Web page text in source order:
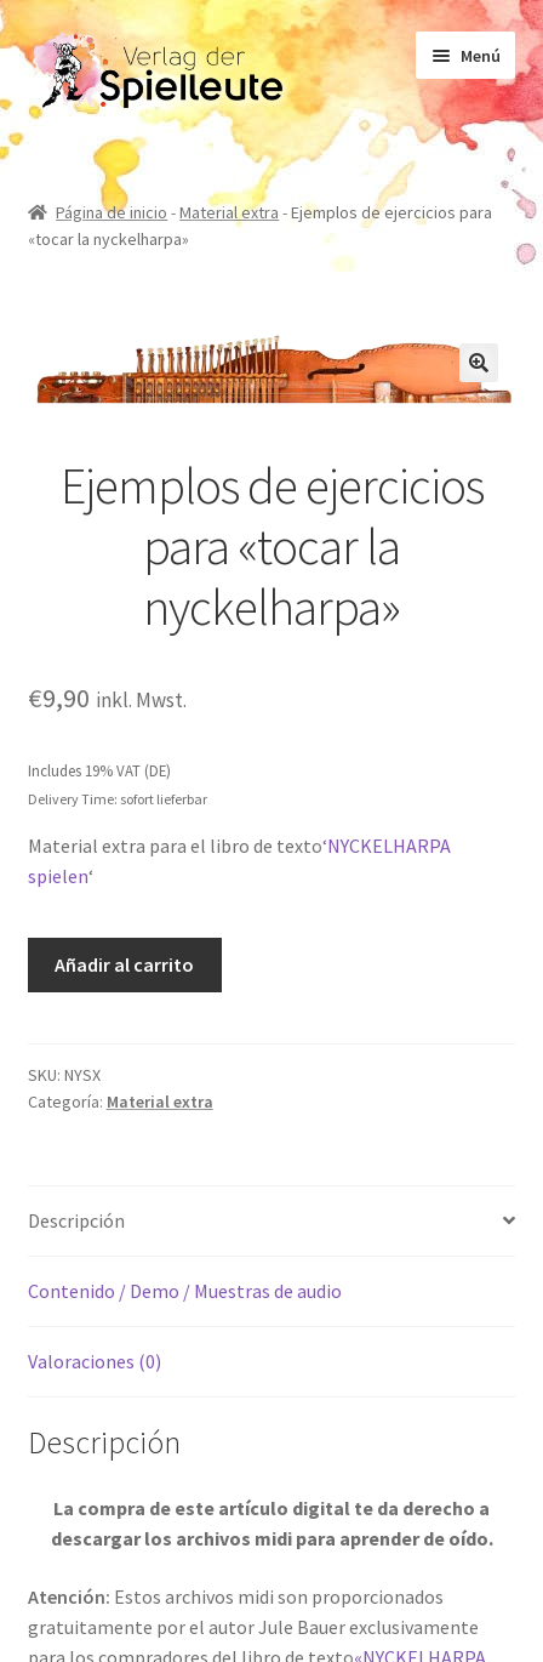
Ir
a
la
navegación
Ir
al
contenido
Menú
Partituras
Libro de texto
Página de inicio -Material extra -Ejemplos de ejercicios para
«tocar la nyckelharpa»
Ejemplos de ejercicios
para «tocar la
nyckelharpa»
€9,90 inkl. Mwst.
Includes 19% VAT (DE)
Delivery Time: sofort lieferbar
Material extra para el libro de texto‘NYCKELHARPA
spielen‘
"tocar
la
Añadir al carrito
SKU: NYSX
Categoría: Material extra
Descripción
Contenido / Demo / Muestras de audio
Valoraciones (0)
Descripción
La compra de este artículo digital te da derecho a
descargar los archivos midi para aprender de oído.
Atención: Estos archivos midi son proporcionados
gratuitamente por el autor Jule Bauer exclusivamente
para los compradores del libro de texto«NYCKELHARPA